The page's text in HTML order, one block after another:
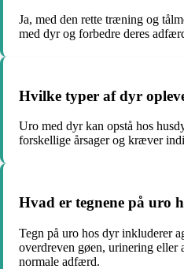
Ja, med den rette træning og
med dyr og forbedre deres
Hvilke typer af dyr
Uro med dyr kan opstå hos
forskellige årsager og kræver
Hvad er tegnene på uro
Tegn på uro hos dyr inkluderer
overdreven gøen, urinering eller
normale adfærd.